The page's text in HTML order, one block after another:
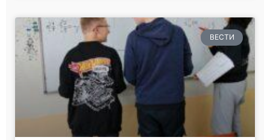
ВЕСТИ